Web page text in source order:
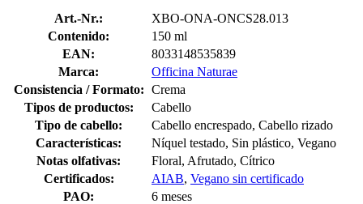
Art.-Nr.:
XBO-ONA-ONCS28.013
Contenido:
150 ml
EAN:
8033148535839
Marca:
Officina Naturae
Consistencia / Formato: Crema
Tipos de productos:
Cabello
Tipo de cabello:
Cabello encrespado, Cabello rizado
Características:
Níquel testado, Sin plástico, Vegano
Notas olfativas:
Floral, Afrutado, Cítrico
Certificados:
AIAB, Vegano sin certificado
PAO:
6 meses